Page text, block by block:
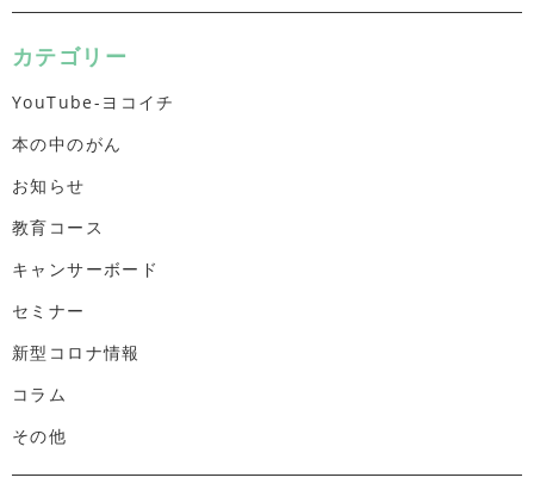
カテゴリー
YouTube-ヨコイチ
本の中のがん
お知らせ
教育コース
キャンサーボード
セミナー
新型コロナ情報
コラム
その他